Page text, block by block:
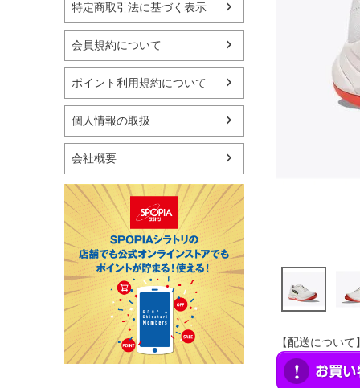
フィットネス用品
スイミング用品
マリン
スケートボード
野球・ソフトボール
ゴルフ
卓球用品
バッグ・サングラス
ハンドボール用品
ラグビー用品
グランドゴルフ
特定商取引法に基づく表示
会員規約について
ポイント利用規約について
個人情報の取扱
会社概要
【配送につい